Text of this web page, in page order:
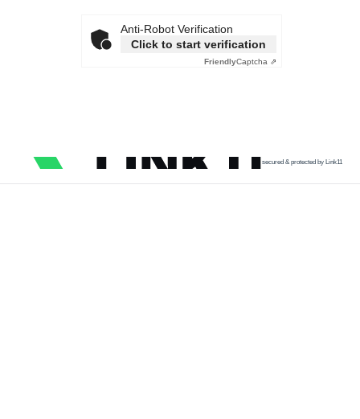
Anti-Robot Verification
Click to start verification
FriendlyCaptcha ⇗
secured & protected by Link11